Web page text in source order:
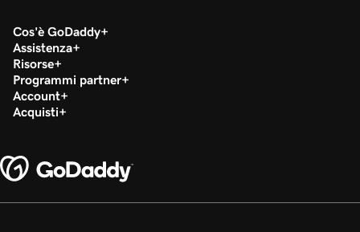
Cos'è GoDaddy
Assistenza
Risorse
Programmi partner
Account
Acquisti